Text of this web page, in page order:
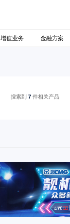
增值业务 金融方案
搜索到7件相关产品